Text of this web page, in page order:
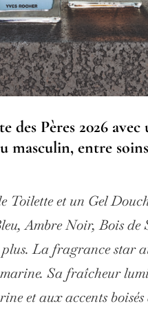
des Pères 2026 avec
masculin, entre
Toilette et un Gel
Ambre Noir, Bois
La fragrance star
Sa fraîcheur
et aux accents